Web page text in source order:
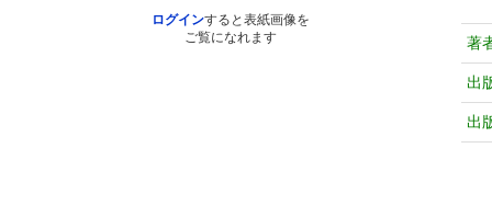
ログインすると表紙画像を
ご覧になれます
著
出
出